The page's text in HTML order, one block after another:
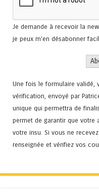
Je demande à recevoir la
je peux m'en désabonner
Une fois le formulaire validé,
vérification, envoyé par
unique qui permettra de
permet de garantir que votre
votre insu. Si vous ne
renseignée et vérifiez vos